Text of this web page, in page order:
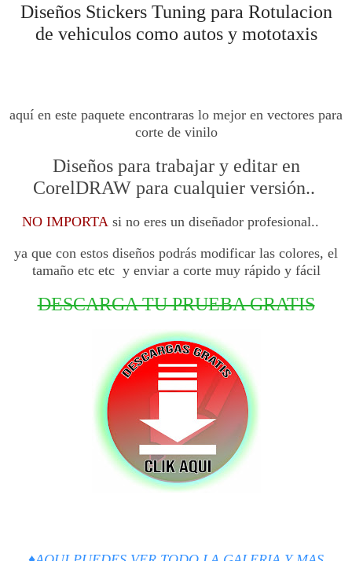
Diseños Stickers Tuning para Rotulacion
de vehiculos como autos y mototaxis
aquí en este paquete encontraras lo mejor en vectores para
corte de vinilo
Diseños para trabajar y editar en
CorelDRAW para cualquier versión..
NO IMPORTA si no eres un diseñador profesional..
ya que con estos diseños podrás modificar las colores, el
tamaño etc etc y enviar a corte muy rápido y fácil
DESCARGA TU PRUEBA GRATIS